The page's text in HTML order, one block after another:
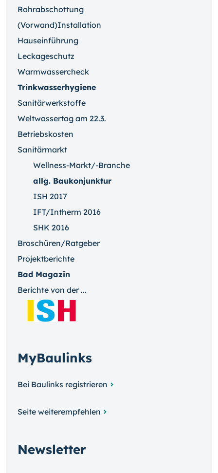
Rohrabschottung
(Vorwand)Installation
Hauseinführung
Leckageschutz
Warmwassercheck
Trinkwasserhygiene
Sanitärwerkstoffe
Weltwassertag am 22.3.
Betriebskosten
Sanitärmarkt
Wellness-Markt/-Branche
allg. Baukonjunktur
ISH 2017
IFT/Intherm 2016
SHK 2016
Broschüren/Ratgeber
Projektberichte
Bad Magazin
Berichte von der ...
MyBaulinks
Bei Baulinks registrieren
Seite weiterempfehlen
Newsletter